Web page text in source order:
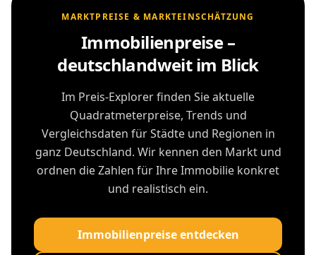
MARKTPREISE & MARKTEINSCHÄTZUNG
Immobilienpreise –
deutschlandweit im Blick
Im Preis-Explorer finden Sie aktuelle
Quadratmeterpreise, Trends und
Vergleichsdaten für Städte und Regionen in
ganz Deutschland. Wir kennen den Markt und
ordnen die Zahlen für Ihre Immobilie konkret
und realistisch ein.
Immobilienpreise entdecken